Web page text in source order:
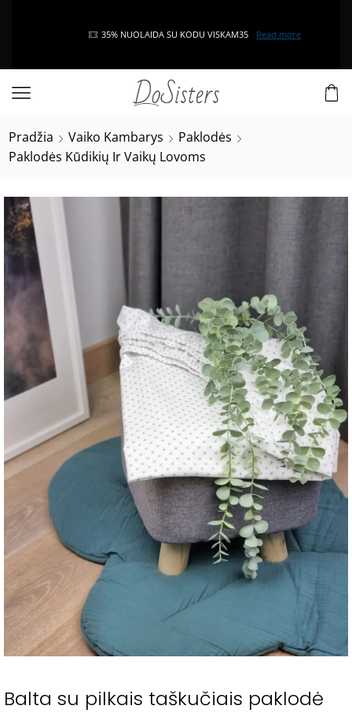
35% NUOLAIDA SU KODU VISKAM35 Read more
Pradžia Vaiko Kambarys
Paklodės
Paklodės Kūdikių Ir Vaikų Lovoms
Balta su pilkais taškučiais paklodė